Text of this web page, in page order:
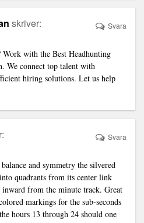
skriver:
Work with the Best Headhunting
We connect top talent with
hiring solutions. Let us help
Svara
and symmetry the silvered
quadrants from its center link
from the minute track. Great
markings for the sub-seconds
hours 13 through 24 should one
Svara